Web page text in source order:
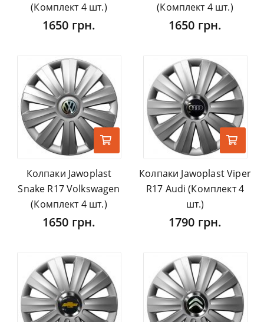
(Комплект 4 шт.)
1650 грн.
(Комплект 4 шт.)
1650 грн.
Колпаки Jawoplast
Snake R17 Volkswagen
(Комплект 4 шт.)
1650 грн.
Колпаки Jawoplast Viper
R17 Audi (Комплект 4
шт.)
1790 грн.